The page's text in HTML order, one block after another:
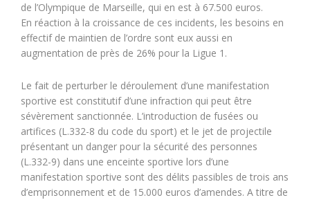
de l’Olympique de Marseille, qui en est à 67.500 euros.
En réaction à la croissance de ces incidents, les besoins en
effectif de maintien de l’ordre sont eux aussi en
augmentation de près de 26% pour la Ligue 1.
Le fait de perturber le déroulement d’une manifestation
sportive est constitutif d’une infraction qui peut être
sévèrement sanctionnée. L’introduction de fusées ou
artifices (L.332-8 du code du sport) et le jet de projectile
présentant un danger pour la sécurité des personnes
(L.332-9) dans une enceinte sportive lors d’une
manifestation sportive sont des délits passibles de trois ans
d’emprisonnement et de 15.000 euros d’amendes. A titre de